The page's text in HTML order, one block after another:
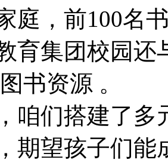
，前
校园教育集团
动图书资源
，咱们搭建了
，期望孩子们能